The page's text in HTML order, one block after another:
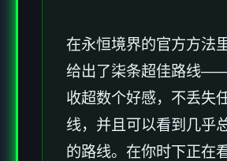
在永恒境界的官方方法
给出了柒条超佳路线
收超数个好感，不丢失
线，并且可以看到几乎
的路线。在你时下正在